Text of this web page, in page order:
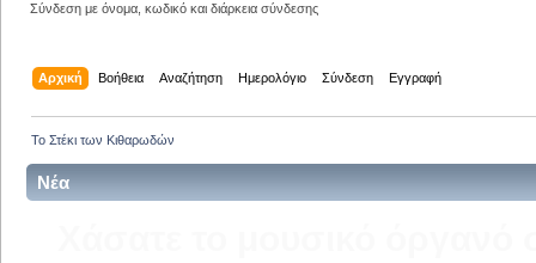
Σύνδεση με όνομα, κωδικό και διάρκεια σύνδεσης
Αρχική Βοήθεια Αναζήτηση Ημερολόγιο Σύνδεση Εγγραφή
Το Στέκι των Κιθαρωδών
Νέα